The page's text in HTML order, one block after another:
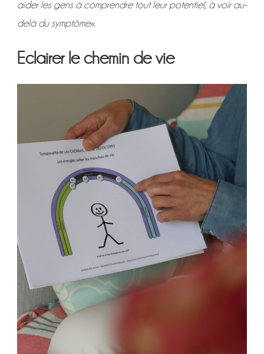
aider les gens à comprendre tout leur potentiel, à voir au-
delà du symptôme.«
Eclairer le chemin de vie